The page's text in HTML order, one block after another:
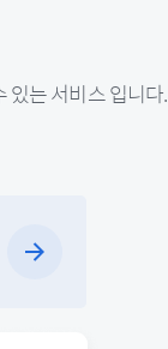
있는 서비스 입니다.